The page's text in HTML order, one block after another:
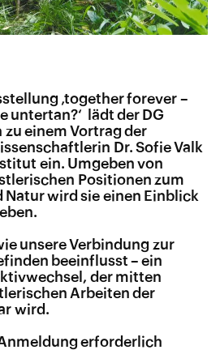
‚together forever –
untertan?‘ lädt der DG
einem Vortrag der
Dr. Sofie Valk
ein. Umgeben von
Positionen zum
Natur wird sie einen Einblick
unsere Verbindung zur
beeinflusst – ein
der mitten
Arbeiten der
wird.
erforderlich